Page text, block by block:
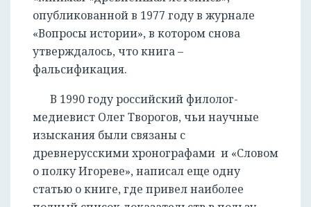
опубликованной в 1977 году в журнале
«Вопросы истории», в котором снова
утверждалось, что книга –
фальсификация.
В 1990 году российский филолог-
медиевист Олег Творогов, чьи научные
изыскания были связаны с
древнерусскими хронографами и «Словом
о полку Игореве», написал еще одну
статью о книге, где привел наиболее